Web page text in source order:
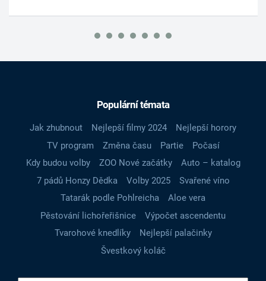
Populární témata
Jak zhubnout Nejlepší filmy 2024
Nejlepší horory
TV program
Změna času Partie
Počasí
Kdy budou volby
ZOO Nové začátky
Auto – katalog
7 pádů Honzy Dědka
Volby 2025
Svařené víno
Tatarák podle Pohlreicha
Aloe vera
Pěstování lichořeřišnice
Výpočet ascendentu
Tvarohové knedlíky
Nejlepší palačinky
Švestkový koláč